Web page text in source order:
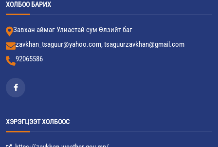
ХОЛБОО БАРИХ
Завхан аймаг Улиастай сум Өлзийт баг
zavkhan_tsaguur@yahoo.com, tsaguurzavkhan@gmail.com
92065586
ХЭРЭГЦЭЭТ ХОЛБООС